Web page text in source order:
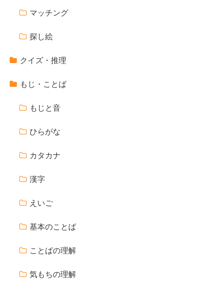
マッチング
探し絵
クイズ・推理
もじ・ことば
もじと音
ひらがな
カタカナ
漢字
えいご
基本のことば
ことばの理解
気もちの理解